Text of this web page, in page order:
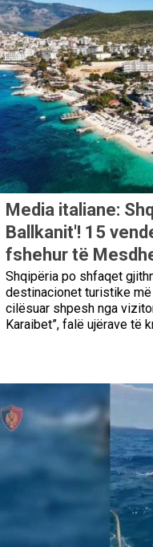
Media italiane:
Ballkanit'! 15
fshehur të
Shqipëria po shfaqet
destinacionet turistike
cilësuar shpesh nga
Karaibet”, falë ujërave të